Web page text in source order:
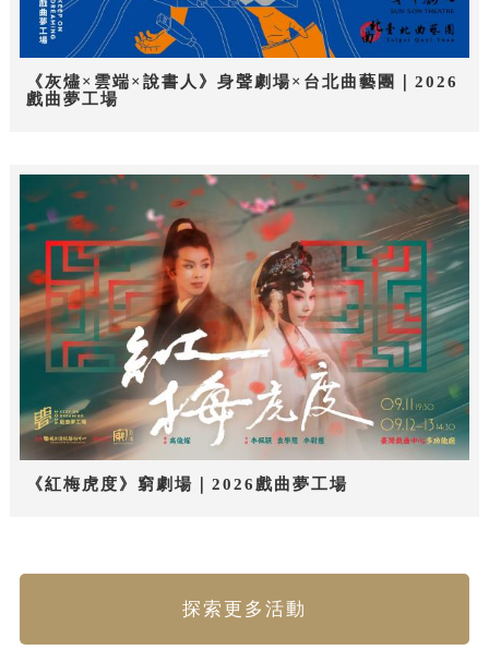
《灰燼×雲端×說書人》身聲劇場×台北曲藝團｜2026
戲曲夢工場
《紅梅虎度》窮劇場｜2026戲曲夢工場
探索更多活動